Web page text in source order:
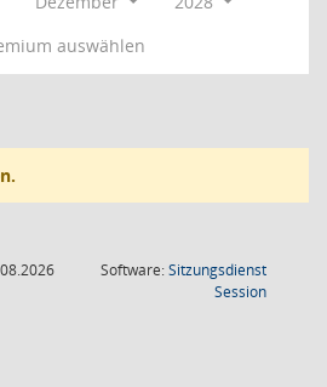
auswählen
Software:Sitzungsdienst
Session(Wird in